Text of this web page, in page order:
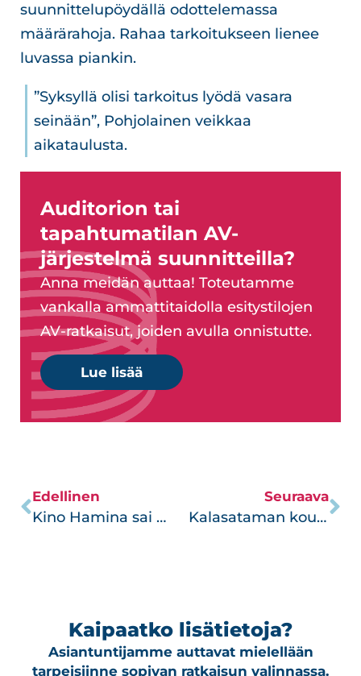
suunnittelupöydällä odottelemassa
määrärahoja. Rahaa tarkoitukseen lienee
luvassa piankin.
”Syksyllä olisi tarkoitus lyödä vasara
seinään”, Pohjolainen veikkaa
aikataulusta.
Auditorion tai
tapahtumatilan AV-
järjestelmä suunnitteilla?
Anna meidän auttaa! Toteutamme
vankalla ammattitaidolla esitystilojen
AV-ratkaisut, joiden avulla onnistutte.
Lue lisää
Edellinen
Kino Hamina sai uuden soundin
Seuraava
Kalasataman koulu kasvaa
Kaipaatko lisätietoja?
Asiantuntijamme auttavat mielellään
tarpeisiinne sopivan ratkaisun valinnassa.